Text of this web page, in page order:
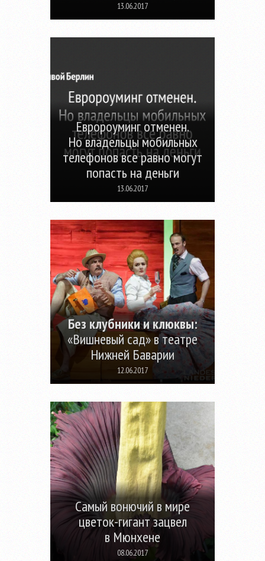
13.06.2017
Евророуминг отменен.
Но владельцы мобильных
телефонов все равно могут
попасть на деньги
13.06.2017
Без клубники и клюквы:
«Вишневый сад» в театре
Нижней Баварии
12.06.2017
Самый вонючий в мире
цветок-гигант зацвел
в Мюнхене
08.06.2017